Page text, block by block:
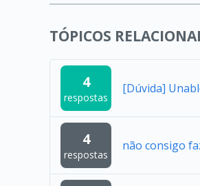
TÓPICOS
4
respostas
[Dúvida]
4
respostas
não consigo